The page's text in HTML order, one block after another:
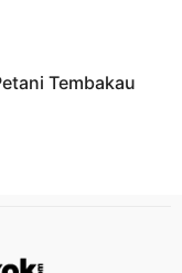
Tembakau